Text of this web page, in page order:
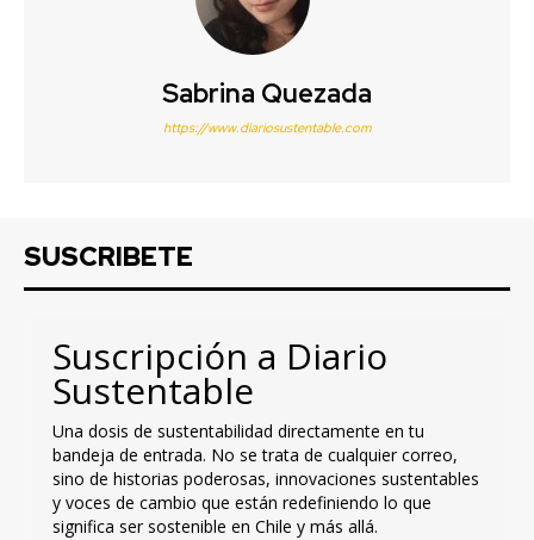
Sabrina Quezada
https://www.diariosustentable.com
SUSCRIBETE
Suscripción a Diario
Sustentable
Una dosis de sustentabilidad directamente en tu
bandeja de entrada. No se trata de cualquier correo,
sino de historias poderosas, innovaciones sustentables
y voces de cambio que están redefiniendo lo que
significa ser sostenible en Chile y más allá.